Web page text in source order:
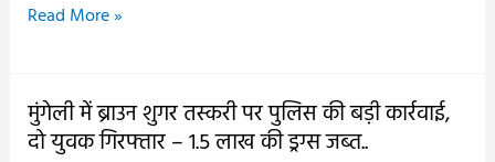
ऑपरेशन
पुलिस
की
Read More »
मुंगेली में ब्राउन शुगर तस्करी पर पुलिस की बड़ी कार्रवाई,
दो युवक गिरफ्तार – 1.5 लाख की ड्रग्स जब्त..